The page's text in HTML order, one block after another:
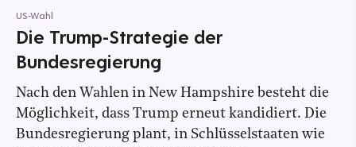
US-Wahl
Die Trump-Strategie der
Bundesregierung
Nach den Wahlen in New Hampshire besteht die
Möglichkeit, dass Trump erneut kandidiert. Die
Bundesregierung plant, in Schlüsselstaaten wie